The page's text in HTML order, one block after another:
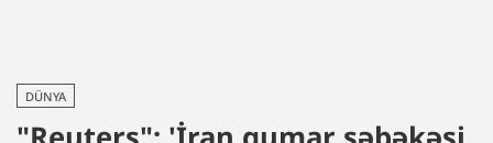
DÜNYA